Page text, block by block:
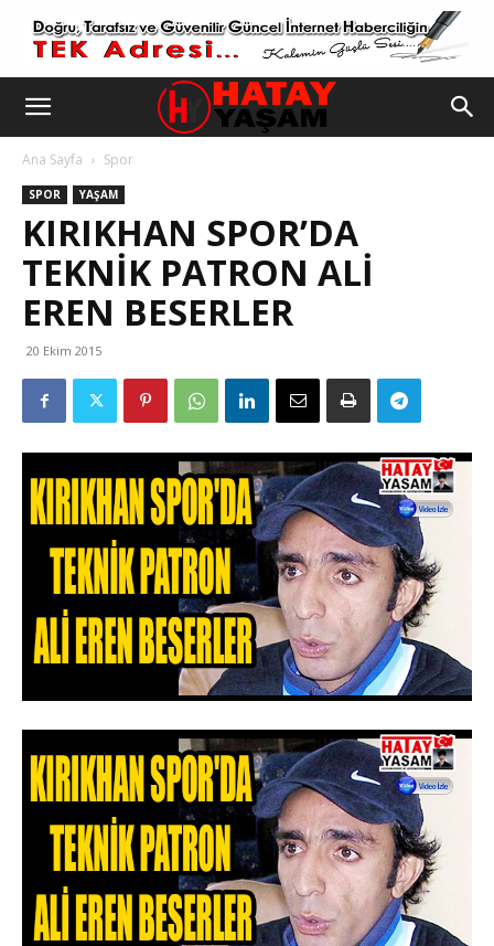
Ana Sayfa Spor
SPOR YAŞAM
KIRIKHAN SPOR’DA
TEKNİK PATRON ALİ
EREN BESERLER
20 Ekim 2015